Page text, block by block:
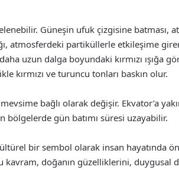
Güneşin ufuk çizgisine batması,
atmosferdeki partiküllerle etkileşime
uzun dalga boyundaki kırmızı ışığa
kırmızı ve turuncu tonları baskın olur.
bağlı olarak değişir. Ekvator’a
bölgelerde gün batımı süresi uzayabilir.
bir sembol olarak insan hayatında
kavram, doğanın güzelliklerini, duygusal